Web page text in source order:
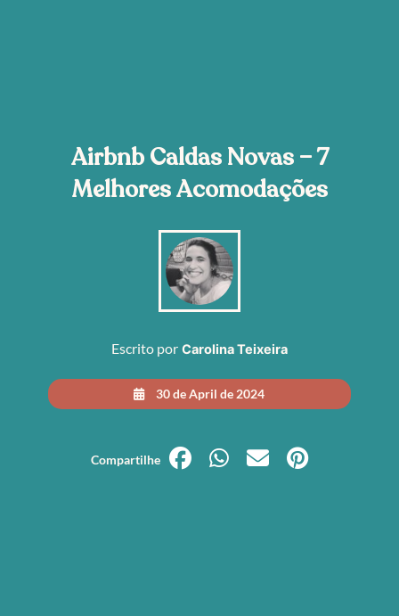
Airbnb Caldas Novas – 7
Melhores Acomodações
Escrito por Carolina Teixeira
30 de April de 2024